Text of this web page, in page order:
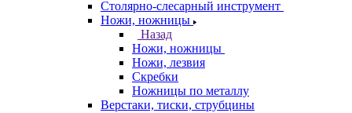
Столярно-слесарный инструмент
Ножи, ножницы
Назад
Ножи, ножницы
Ножи, лезвия
Скребки
Ножницы по металлу
Верстаки, тиски, струбцины